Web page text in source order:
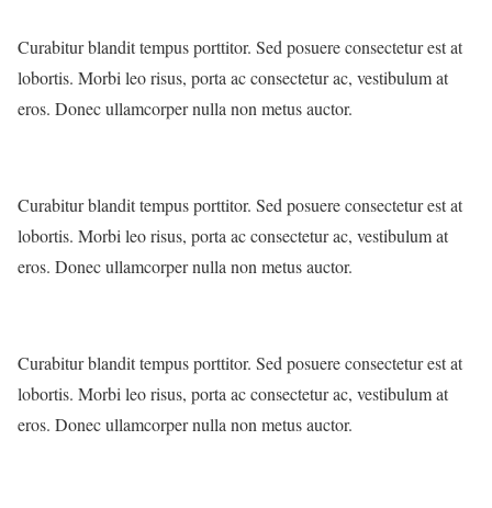
Curabitur blandit tempus porttitor. Sed posuere consectetur est at
lobortis. Morbi leo risus, porta ac consectetur ac, vestibulum at
eros. Donec ullamcorper nulla non metus auctor.
Curabitur blandit tempus porttitor. Sed posuere consectetur est at
lobortis. Morbi leo risus, porta ac consectetur ac, vestibulum at
eros. Donec ullamcorper nulla non metus auctor.
Curabitur blandit tempus porttitor. Sed posuere consectetur est at
lobortis. Morbi leo risus, porta ac consectetur ac, vestibulum at
eros. Donec ullamcorper nulla non metus auctor.